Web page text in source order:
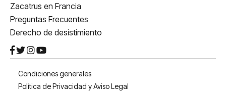
Zacatrus en Francia
Preguntas Frecuentes
Derecho de desistimiento
Condiciones generales
Política de Privacidad y Aviso Legal